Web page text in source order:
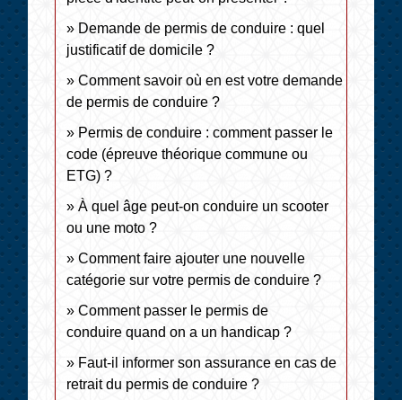
Demande de permis de conduire : quel
justificatif de domicile ?
Comment savoir où en est votre demande
de permis de conduire ?
Permis de conduire : comment passer le
code (épreuve théorique commune ou
ETG) ?
À quel âge peut-on conduire un scooter
ou une moto ?
Comment faire ajouter une nouvelle
catégorie sur votre permis de conduire ?
Comment passer le permis de
conduire quand on a un handicap ?
Faut-il informer son assurance en cas de
retrait du permis de conduire ?